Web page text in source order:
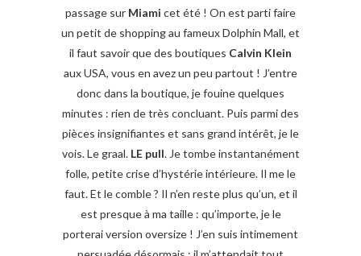
passage sur Miami cet été ! On est parti faire
un petit de shopping au fameux Dolphin Mall, et
il faut savoir que des boutiques Calvin Klein
aux USA, vous en avez un peu partout ! J’entre
donc dans la boutique, je fouine quelques
minutes : rien de très concluant. Puis parmi des
pièces insignifiantes et sans grand intérêt, je le
vois. Le graal. LE pull. Je tombe instantanément
folle, petite crise d’hystérie intérieure. Il me le
faut. Et le comble ? Il n’en reste plus qu’un, et il
est presque à ma taille : qu’importe, je le
porterai version oversize ! J’en suis intimement